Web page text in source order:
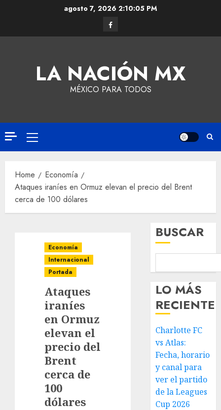
agosto 7, 2026 2:10:05 PM
LA NACIÓN MX
MÉXICO PARA TODOS
Home
Economía
Ataques iraníes en Ormuz elevan el precio del Brent
cerca de 100 dólares
Economía
Internacional
Portada
Ataques
iraníes
en Ormuz
elevan el
precio del
Brent
cerca de
100
dólares
BUSCAR
LO MÁS
RECIENTE
Charlotte FC
vs Atlas:
Fecha, horario
y canal para
ver el partido
de la Leagues
Cup 2026